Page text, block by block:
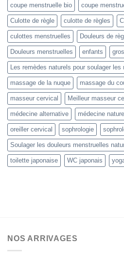
coupe menstruelle bio coupe
Culotte de règle culotte de règles
culottes menstruelles Douleurs de
Douleurs menstruelles enfants
Les remèdes naturels pour soulager les
massage de la nuque massage du
masseur cervical Meilleur masseur
médecine alternative médecine
oreiller cervical sophrologie
Soulager les douleurs menstruelles
toilette japonaise WC japonais
NOS ARRIVAGES